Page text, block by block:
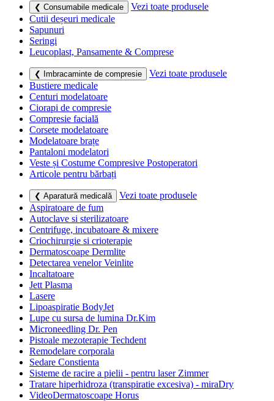
❮ Consumabile medicale
Vezi toate produsele
Cutii deșeuri medicale
Sapunuri
Seringi
Leucoplast, Pansamente & Comprese
❮ Imbracaminte de compresie
Vezi toate produsele
Bustiere medicale
Centuri modelatoare
Ciorapi de compresie
Compresie facială
Corsete modelatoare
Modelatoare brațe
Pantaloni modelatori
Veste și Costume Compresive Postoperatori
Articole pentru bărbați
❮ Aparatură medicală
Vezi toate produsele
Aspiratoare de fum
Autoclave si sterilizatoare
Centrifuge, incubatoare & mixere
Criochirurgie si crioterapie
Dermatoscoape Dermlite
Detectarea venelor Veinlite
Incaltatoare
Jett Plasma
Lasere
Lipoaspiratie BodyJet
Lupe cu sursa de lumina Dr.Kim
Microneedling Dr. Pen
Pistoale mezoterapie Techdent
Remodelare corporala
Sedare Constienta
Sisteme de racire a pielii - pentru laser Zimmer
Tratare hiperhidroza (transpiratie excesiva) - miraDry
VideoDermatoscoape Horus